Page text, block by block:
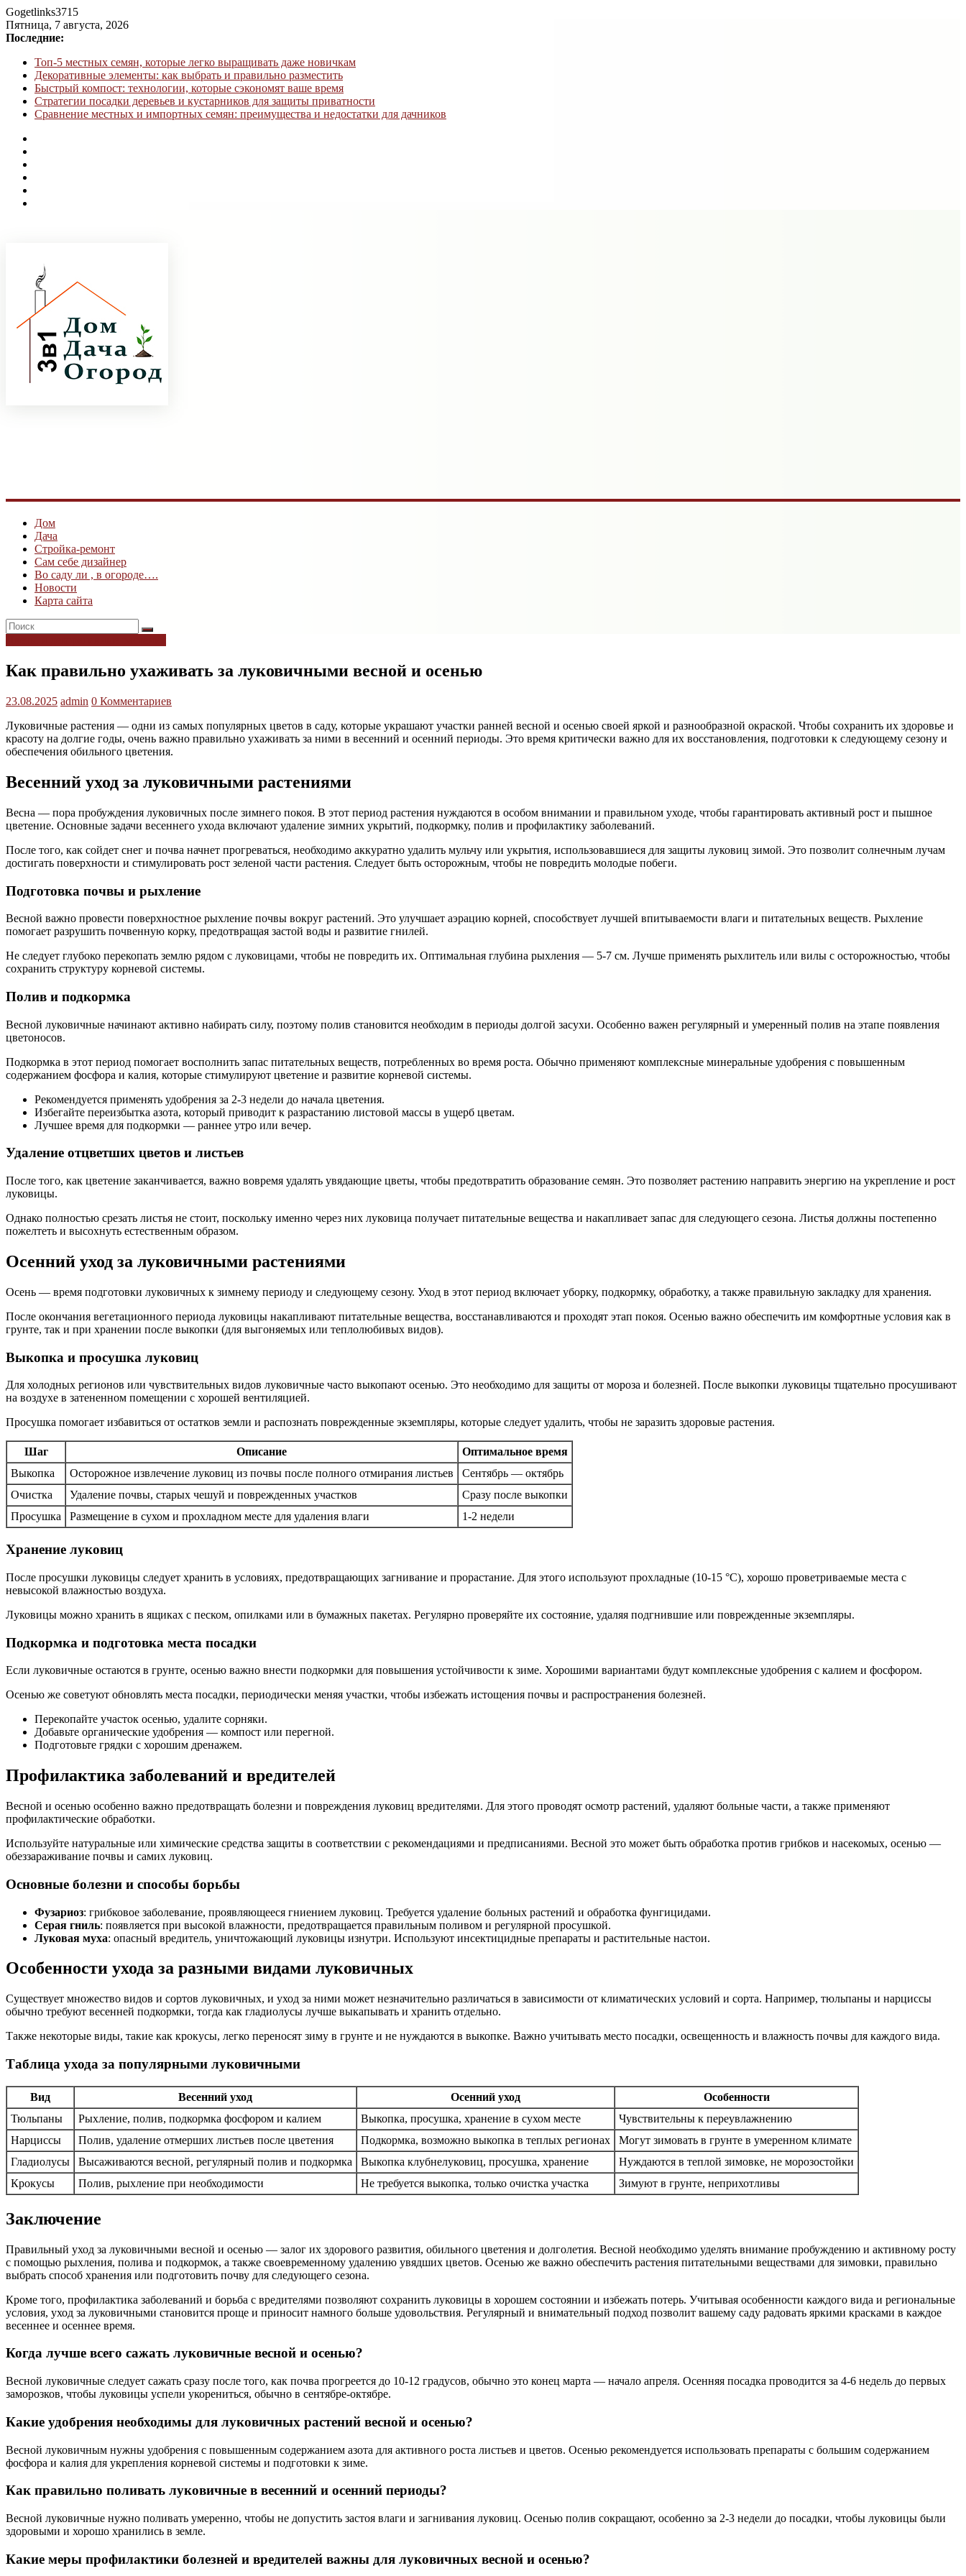
Gogetlinks3715
Пятница, 7 августа, 2026
Последние:
Топ-5 местных семян, которые легко выращивать даже новичкам
Декоративные элементы: как выбрать и правильно разместить
Быстрый компост: технологии, которые сэкономят ваше время
Стратегии посадки деревьев и кустарников для защиты приватности
Сравнение местных и импортных семян: преимущества и недостатки для дачников
Дом
Дача
Стройка-ремонт
Сам себе дизайнер
Во саду ли , в огороде….
Новости
Карта сайта
Как правильно ухаживать за луковичными весной и осенью
23.08.2025 admin 0 Комментариев
Луковичные растения — одни из самых популярных цветов в саду, которые украшают участки ранней весной и осенью своей яркой и разнообразной окраской. Чтобы сохранить их здоровье и
красоту на долгие годы, очень важно правильно ухаживать за ними в весенний и осенний периоды. Это время критически важно для их восстановления, подготовки к следующему сезону и
обеспечения обильного цветения.
Весенний уход за луковичными растениями
Весна — пора пробуждения луковичных после зимнего покоя. В этот период растения нуждаются в особом внимании и правильном уходе, чтобы гарантировать активный рост и пышное
цветение. Основные задачи весеннего ухода включают удаление зимних укрытий, подкормку, полив и профилактику заболеваний.
После того, как сойдет снег и почва начнет прогреваться, необходимо аккуратно удалить мульчу или укрытия, использовавшиеся для защиты луковиц зимой. Это позволит солнечным лучам
достигать поверхности и стимулировать рост зеленой части растения. Следует быть осторожным, чтобы не повредить молодые побеги.
Подготовка почвы и рыхление
Весной важно провести поверхностное рыхление почвы вокруг растений. Это улучшает аэрацию корней, способствует лучшей впитываемости влаги и питательных веществ. Рыхление
помогает разрушить почвенную корку, предотвращая застой воды и развитие гнилей.
Не следует глубоко перекопать землю рядом с луковицами, чтобы не повредить их. Оптимальная глубина рыхления — 5-7 см. Лучше применять рыхлитель или вилы с осторожностью, чтобы
сохранить структуру корневой системы.
Полив и подкормка
Весной луковичные начинают активно набирать силу, поэтому полив становится необходим в периоды долгой засухи. Особенно важен регулярный и умеренный полив на этапе появления
цветоносов.
Подкормка в этот период помогает восполнить запас питательных веществ, потребленных во время роста. Обычно применяют комплексные минеральные удобрения с повышенным
содержанием фосфора и калия, которые стимулируют цветение и развитие корневой системы.
Рекомендуется применять удобрения за 2-3 недели до начала цветения.
Избегайте переизбытка азота, который приводит к разрастанию листовой массы в ущерб цветам.
Лучшее время для подкормки — раннее утро или вечер.
Удаление отцветших цветов и листьев
После того, как цветение заканчивается, важно вовремя удалять увядающие цветы, чтобы предотвратить образование семян. Это позволяет растению направить энергию на укрепление и рост
луковицы.
Однако полностью срезать листья не стоит, поскольку именно через них луковица получает питательные вещества и накапливает запас для следующего сезона. Листья должны постепенно
пожелтеть и высохнуть естественным образом.
Осенний уход за луковичными растениями
Осень — время подготовки луковичных к зимнему периоду и следующему сезону. Уход в этот период включает уборку, подкормку, обработку, а также правильную закладку для хранения.
После окончания вегетационного периода луковицы накапливают питательные вещества, восстанавливаются и проходят этап покоя. Осенью важно обеспечить им комфортные условия как в
грунте, так и при хранении после выкопки (для выгоняемых или теплолюбивых видов).
Выкопка и просушка луковиц
Для холодных регионов или чувствительных видов луковичные часто выкопают осенью. Это необходимо для защиты от мороза и болезней. После выкопки луковицы тщательно просушивают
на воздухе в затененном помещении с хорошей вентиляцией.
Просушка помогает избавиться от остатков земли и распознать поврежденные экземпляры, которые следует удалить, чтобы не заразить здоровые растения.
Шаг Описание
Оптимальное время
Выкопка
Осторожное извлечение луковиц из почвы после полного отмирания листьев
Сентябрь — октябрь
Очистка
Удаление почвы, старых чешуй и поврежденных участков
Сразу после выкопки
Просушка
Размещение в сухом и прохладном месте для удаления влаги 1-2 недели
Хранение луковиц
После просушки луковицы следует хранить в условиях, предотвращающих загнивание и прорастание. Для этого используют прохладные (10-15 °C), хорошо проветриваемые места с
невысокой влажностью воздуха.
Луковицы можно хранить в ящиках с песком, опилками или в бумажных пакетах. Регулярно проверяйте их состояние, удаляя подгнившие или поврежденные экземпляры.
Подкормка и подготовка места посадки
Если луковичные остаются в грунте, осенью важно внести подкормки для повышения устойчивости к зиме. Хорошими вариантами будут комплексные удобрения с калием и фосфором.
Осенью же советуют обновлять места посадки, периодически меняя участки, чтобы избежать истощения почвы и распространения болезней.
Перекопайте участок осенью, удалите сорняки.
Добавьте органические удобрения — компост или перегной.
Подготовьте грядки с хорошим дренажем.
Профилактика заболеваний и вредителей
Весной и осенью особенно важно предотвращать болезни и повреждения луковиц вредителями. Для этого проводят осмотр растений, удаляют больные части, а также применяют
профилактические обработки.
Используйте натуральные или химические средства защиты в соответствии с рекомендациями и предписаниями. Весной это может быть обработка против грибков и насекомых, осенью —
обеззараживание почвы и самих луковиц.
Основные болезни и способы борьбы
Фузариоз: грибковое заболевание, проявляющееся гниением луковиц. Требуется удаление больных растений и обработка фунгицидами.
Серая гниль: появляется при высокой влажности, предотвращается правильным поливом и регулярной просушкой.
Луковая муха: опасный вредитель, уничтожающий луковицы изнутри. Используют инсектицидные препараты и растительные настои.
Особенности ухода за разными видами луковичных
Существует множество видов и сортов луковичных, и уход за ними может незначительно различаться в зависимости от климатических условий и сорта. Например, тюльпаны и нарциссы
обычно требуют весенней подкормки, тогда как гладиолусы лучше выкапывать и хранить отдельно.
Также некоторые виды, такие как крокусы, легко переносят зиму в грунте и не нуждаются в выкопке. Важно учитывать место посадки, освещенность и влажность почвы для каждого вида.
Таблица ухода за популярными луковичными
Вид Весенний уход Осенний уход
Особенности
Тюльпаны
Рыхление, полив, подкормка фосфором и калием Выкопка, просушка, хранение в сухом месте
Чувствительны к переувлажнению
Нарциссы
Полив, удаление отмерших листьев после цветения Подкормка, возможно выкопка в теплых регионах
Могут зимовать в грунте в умеренном климате
Гладиолусы
Высаживаются весной, регулярный полив и подкормка Выкопка клубнелуковиц, просушка, хранение
Нуждаются в теплой зимовке, не морозостойки
Крокусы
Полив, рыхление при необходимости Не требуется выкопка, только очистка участка Зимуют в грунте, неприхотливы
Заключение
Правильный уход за луковичными весной и осенью — залог их здорового развития, обильного цветения и долголетия. Весной необходимо уделять внимание пробуждению и активному росту
с помощью рыхления, полива и подкормок, а также своевременному удалению увядших цветов. Осенью же важно обеспечить растения питательными веществами для зимовки, правильно
выбрать способ хранения или подготовить почву для следующего сезона.
Кроме того, профилактика заболеваний и борьба с вредителями позволяют сохранить луковицы в хорошем состоянии и избежать потерь. Учитывая особенности каждого вида и региональные
условия, уход за луковичными становится проще и приносит намного больше удовольствия. Регулярный и внимательный подход позволит вашему саду радовать яркими красками в каждое
весеннее и осеннее время.
Когда лучше всего сажать луковичные весной и осенью?
Весной луковичные следует сажать сразу после того, как почва прогреется до 10-12 градусов, обычно это конец марта — начало апреля. Осенняя посадка проводится за 4-6 недель до первых
заморозков, чтобы луковицы успели укорениться, обычно в сентябре-октябре.
Какие удобрения необходимы для луковичных растений весной и осенью?
Весной луковичным нужны удобрения с повышенным содержанием азота для активного роста листьев и цветов. Осенью рекомендуется использовать препараты с большим содержанием
фосфора и калия для укрепления корневой системы и подготовки к зиме.
Как правильно поливать луковичные в весенний и осенний периоды?
Весной луковичные нужно поливать умеренно, чтобы не допустить застоя влаги и загнивания луковиц. Осенью полив сокращают, особенно за 2-3 недели до посадки, чтобы луковицы были
здоровыми и хорошо хранились в земле.
Какие меры профилактики болезней и вредителей важны для луковичных весной и осенью?